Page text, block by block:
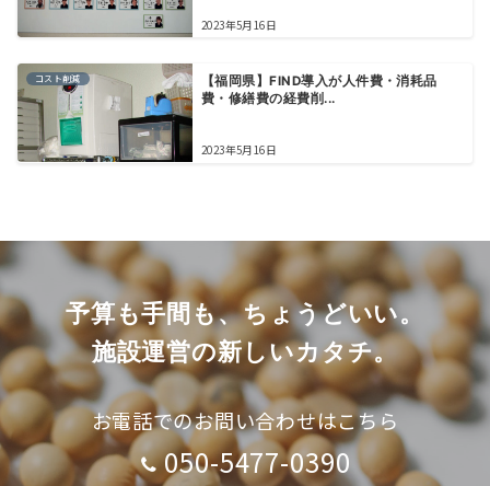
2023年5月16日
コスト削減
【福岡県】FIND導入が人件費・消耗品
費・修繕費の経費削...
2023年5月16日
予算も手間も、ちょうどいい。
施設運営の新しいカタチ。
お電話でのお問い合わせはこちら
050-5477-0390